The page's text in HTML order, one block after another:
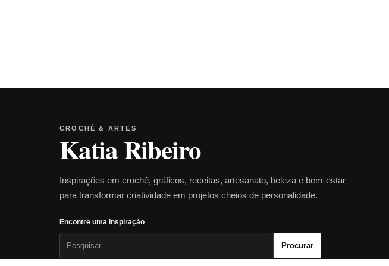
CROCHÊ & ARTES
Katia Ribeiro
Inspirações em crochê, gráficos, receitas, artesanato, beleza e bem-estar
para transformar criatividade em projetos cheios de personalidade.
Encontre uma inspiração
Procurar